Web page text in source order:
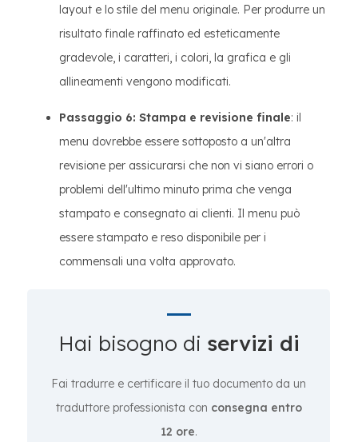
layout e lo stile del menu originale. Per produrre un
risultato finale raffinato ed esteticamente
gradevole, i caratteri, i colori, la grafica e gli
allineamenti vengono modificati.
Passaggio 6: Stampa e revisione finale: il
menu dovrebbe essere sottoposto a un'altra
revisione per assicurarsi che non vi siano errori o
problemi dell'ultimo minuto prima che venga
stampato e consegnato ai clienti. Il menu può
essere stampato e reso disponibile per i
commensali una volta approvato.
Hai bisogno di servizi di
Fai tradurre e certificare il tuo documento da un
traduttore professionista con consegna entro
12 ore.